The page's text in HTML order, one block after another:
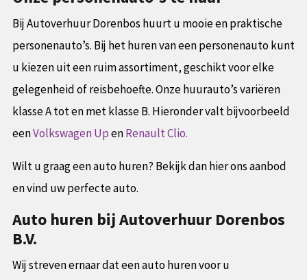
Bij Autoverhuur Dorenbos huurt u mooie en praktische
personenauto’s. Bij het huren van een personenauto kunt
u kiezen uit een ruim assortiment, geschikt voor elke
gelegenheid of reisbehoefte. Onze huurauto’s variëren
klasse A tot en met klasse B. Hieronder valt bijvoorbeeld
eenVolkswagen UpenRenault Clio.
Wilt u graag een auto huren? Bekijk dan hier ons aanbod
en vind uw perfecte auto.
Auto huren bij Autoverhuur Dorenbos
B.V.
Wij streven ernaar dat een auto huren voor u